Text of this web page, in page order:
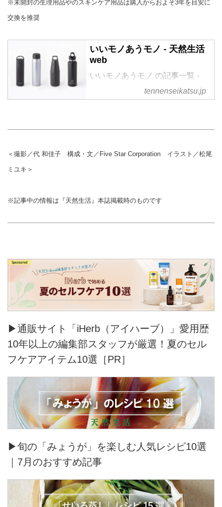
※未開封の生理用品やのスキンケア用品は購入からおよそ3年を目安に
交換を推奨
いいモノあうモノ - 天然生活
web
いいモノあうモノ の記事一覧 -
『天然生活』が運営する暮らしの
情報サイト。食やファッション、
tennenseikatsu.jp
＜撮影／代 和佳子 構成・文／Five Star Corporation イラスト／松尾
ミユキ＞
※記事中の情報は『天然生活』本誌掲載時のものです
▶通販サイト「iHerb（アイハーブ）」愛用歴
10年以上の編集部スタッフが厳選！夏のセル
フケアアイテム10選［PR］
▶旬の「みょうが」を楽しむ人気レシピ10選
｜7月のおすすめ記事